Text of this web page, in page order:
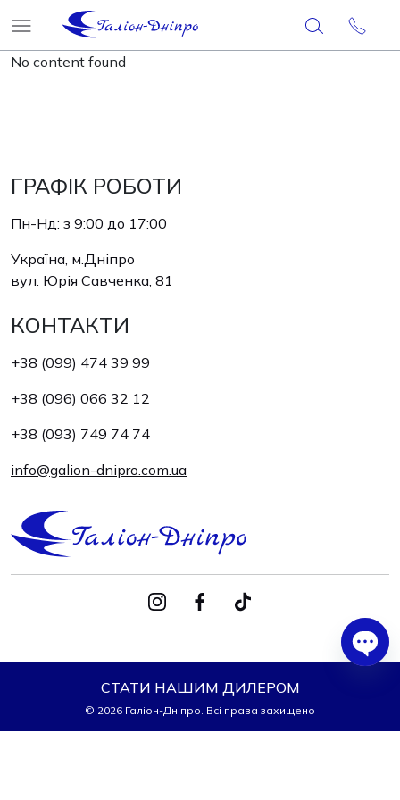
No content found
ГРАФІК РОБОТИ
Пн-Нд: з 9:00 до 17:00
Україна, м.Дніпро
вул. Юрія Савченка, 81
КОНТАКТИ
+38 (099) 474 39 99
+38 (096) 066 32 12
+38 (093) 749 74 74
info@galion-dnipro.com.ua
СТАТИ НАШИМ ДИЛЕРОМ
© 2026 Галіон-Дніпро. Всі права захищено